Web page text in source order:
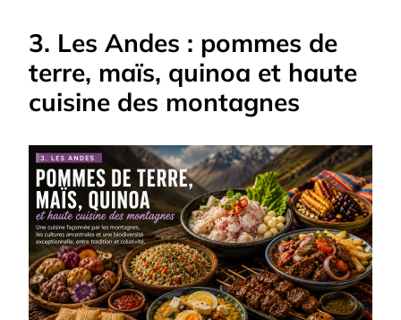
3. Les Andes : pommes de
terre, maïs, quinoa et haute
cuisine des montagnes